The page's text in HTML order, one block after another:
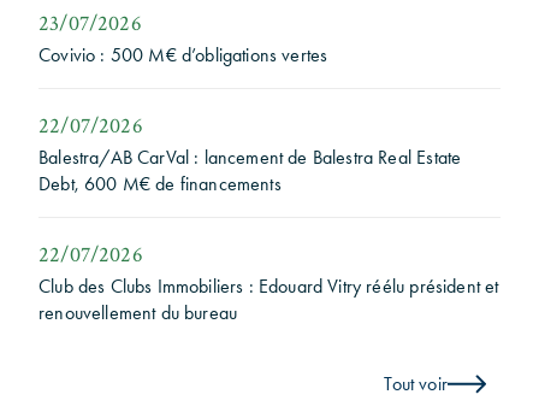
23/07/2026
Covivio : 500 M€ d’obligations vertes
22/07/2026
Balestra/AB CarVal : lancement de Balestra Real Estate
Debt, 600 M€ de financements
22/07/2026
Club des Clubs Immobiliers : Edouard Vitry réélu président et
renouvellement du bureau
Tout voir